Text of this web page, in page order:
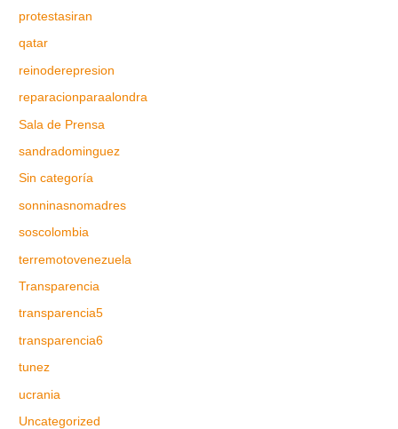
protestasiran
qatar
reinoderepresion
reparacionparaalondra
Sala de Prensa
sandradominguez
Sin categoría
sonninasnomadres
soscolombia
terremotovenezuela
Transparencia
transparencia5
transparencia6
tunez
ucrania
Uncategorized